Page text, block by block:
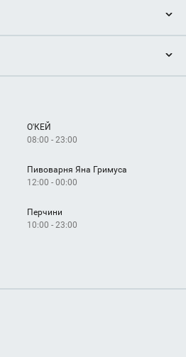
О'КЕЙ
08:00 - 23:00
Пивоварня Яна Гримуса
12:00 - 00:00
Перчини
10:00 - 23:00